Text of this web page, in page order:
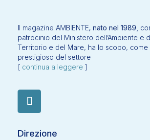
Il magazine AMBIENTE, nato nel 1989,
patrocinio del Ministero dell’Ambiente e
Territorio e del Mare, ha lo scopo, come
prestigioso del settore
[ continua a leggere ]
Direzione